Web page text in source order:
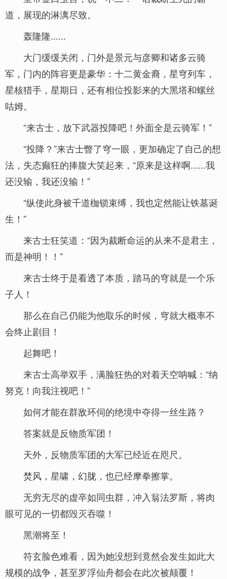
道，展现的淋漓尽致。
轰隆隆......
大门缓缓关闭，门外是景元与彦卿和诸多云骑
军，门内的阵容更是豪华：十二黄金裔，星穹列车，
星核猎手，星期日，还有相位投影来的大黑塔和螺丝
咕姆。
“来古士，放下武器投降吧！外面全是云骑军！”
“投降？”来古士瞥了穹一眼，更加确定了自己的想
法，失态癫狂的捧腹大笑起来，“原来是这样啊......我
还没输，我还没输！”
“纵使此身被千道枷锁束缚，我也定然能让铁墓诞
生！”
来古士狂笑道：“因为裁断命运的从来不是君主，
而是神明！！”
来古士终于是看透了本质，踏马的穹就是一个乐
子人！
那么在自己仍能为他取乐的时候，穹就大概率不
会终止剧目！
起舞吧！
来古士高举双手，满脸狂热的对着天空呐喊：“纳
努克！向我注视吧！”
如何才能在群敌环伺的绝境中夺得一丝生路？
答案就是反物质军团！
天外，反物质军团的大军已经近在咫尺。
焚风，星啸，幻胧，也已经摩拳擦掌。
无穷无尽的虚卒如同虫群，冲入翁法罗斯，将肉
眼可见的一切都毁灭吞噬！
黑潮将至！
符玄脸色难看，因为她没想到竟然会发生如此大
规模的战争，甚至罗浮仙舟都会在此次被颠覆！